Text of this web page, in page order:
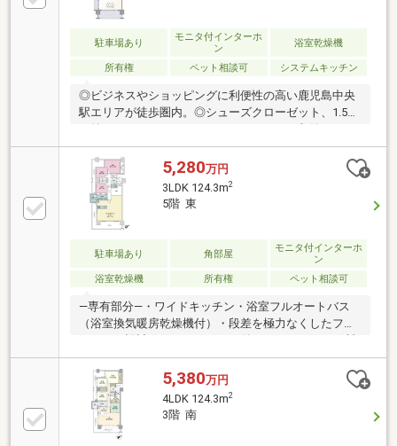
駐車場あり
モニタ付インターホ
ン
浴室乾燥機
所有権 ペット相談可 システムキッチン
◎ビジネスやショッピングに利便性の高い鹿児島中央
駅エリアが徒歩圏内。◎シューズクローゼット、1.5帖
スが多く大変便利。◎スタディルームやフィットネス
ルームなど居住者専用の11のパブリックスペースがあ
ります。◎ペット飼育可能。大切なペットと一緒に暮
らせます。
5,280万円
3LDK 124.3m2
5階 東
駐車場あり 角部屋
モニタ付インターホ
ン
浴室乾燥機
所有権 ペット相談可
―専有部分―・ワイドキッチン・浴室フルオートバス
（浴室換気暖房乾燥機付）・段差を極力なくしたフル
熱性を高めた複層ガラスを採用・ペット飼育可（飼育
細則有）－共用部－・24時間受取可能な宅配ボック
ス・24時間利用可能なゴミステーション・クリーニン
グ取次など多彩なコンシェルジュサービス（一部有
償）・非接触キー対応オートロックシステム
5,380万円
4LDK 124.3m2
3階 南